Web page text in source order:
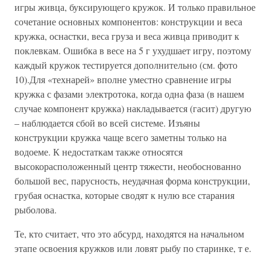
игры живца, буксирующего кружок. И только правильное
сочетание основных компонентов: конструкции и веса
кружка, оснастки, веса груза и веса живца приводит к
поклевкам. Ошибка в весе на 5 г ухудшает игру, поэтому
каждый кружок тестируется дополнительно (см. фото
10).Для «технарей» вполне уместно сравнение игры
кружка с фазами электротока, когда одна фаза (в нашем
случае компонент кружка) накладывается (гасит) другую
– наблюдается сбой во всей системе. Изъяны
конструкции кружка чаще всего заметны только на
водоеме. К недостаткам также относятся
высокорасположенный центр тяжести, необоснованно
большой вес, парусность, неудачная форма конструкции,
грубая оснастка, которые сводят к нулю все старания
рыболова.
Те, кто считает, что это абсурд, находятся на начальном
этапе освоения кружков или ловят рыбу по старинке, т е.